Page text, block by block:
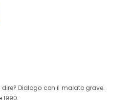
dire? Dialogo con il malato grave.
1990.